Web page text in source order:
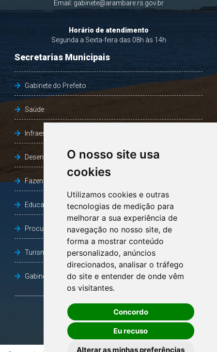
O nosso site usa
cookies
Utilizamos cookies e outras
tecnologias de medição para
melhorar a sua experiência de
navegação no nosso site, de
forma a mostrar conteúdo
personalizado, anúncios
direcionados, analisar o tráfego
do site e entender de onde vêm
os visitantes.
Concordo
Eu recuso
Alterar as minhas preferências
Email: gabinete@arambare.rs.gov.br
Horário de atendimento
Segunda a Sexta-feira das 08h às 14h
Secretarias Municipais
Gabinete do Prefeito
Saúde
Infraestrutura, Agricultura e Meio Ambiente
Desenvolvimento Social
Fazenda e Desenvolvimento Econômico
Educação
Procuradoria Geral do Município
Turismo, Desporto e Cultura
Gabinete Vice-Prefeito
OUVIDORIA